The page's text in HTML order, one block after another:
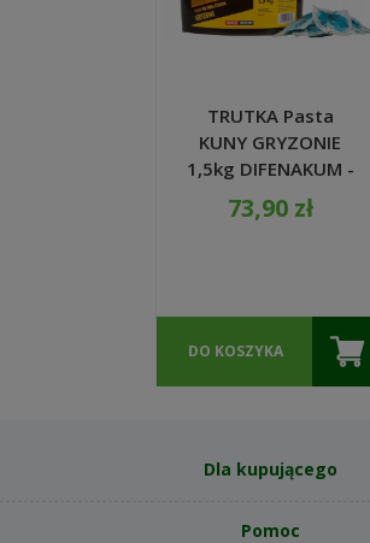
TRUTKA Pasta
KUNY GRYZONIE
1,5kg DIFENAKUM -
VIGONEZ
73,90 zł
DO KOSZYKA
Dla kupującego
Pomoc